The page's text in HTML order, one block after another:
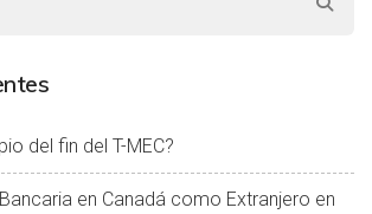
del fin del T-MEC?
en Canadá como Extranjero en